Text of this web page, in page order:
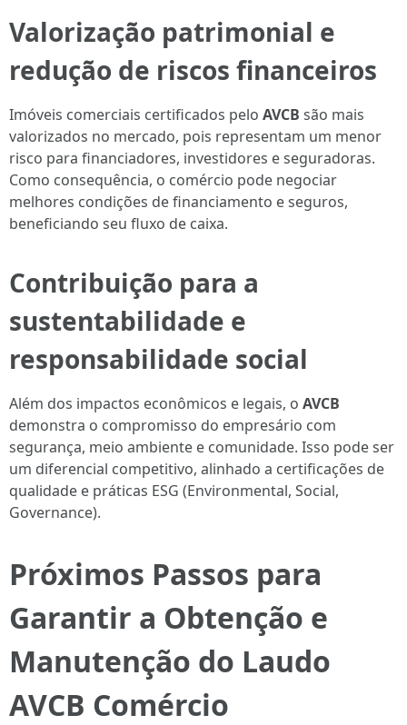
Valorização patrimonial e
redução de riscos financeiros
Imóveis comerciais certificados pelo AVCB são mais
valorizados no mercado, pois representam um menor
risco para financiadores, investidores e seguradoras.
Como consequência, o comércio pode negociar
melhores condições de financiamento e seguros,
beneficiando seu fluxo de caixa.
Contribuição para a
sustentabilidade e
responsabilidade social
Além dos impactos econômicos e legais, o AVCB
demonstra o compromisso do empresário com
segurança, meio ambiente e comunidade. Isso pode ser
um diferencial competitivo, alinhado a certificações de
qualidade e práticas ESG (Environmental, Social,
Governance).
Próximos Passos para
Garantir a Obtenção e
Manutenção do Laudo
AVCB Comércio